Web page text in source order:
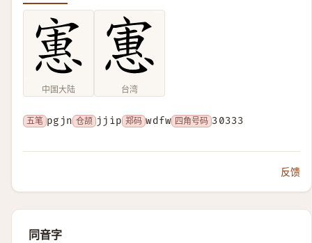
中国大陆 台湾
五笔 pgjn 仓颉 jjip 郑码 wdfw 四角号码 30333
反馈
同音字